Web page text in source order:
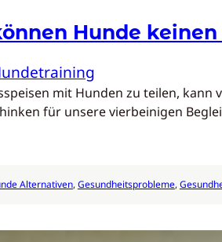
Hunde keinen
mit Hunden zu teilen,
für unsere vierbeinigen
Alternativen, Gesundheitsprobleme,